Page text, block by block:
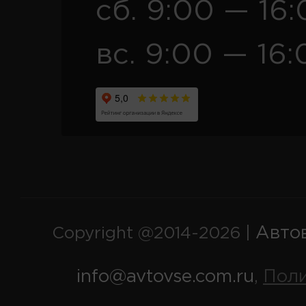
сб. 9:00 —
вс. 9:00 —
Copyright @2014-2026 |
info@avtovse.com.ru,